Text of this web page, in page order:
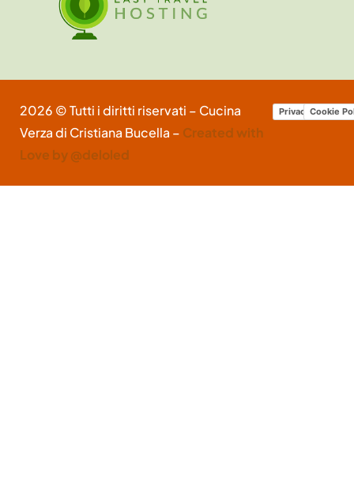
2026 © Tutti i diritti riservati – Cucina
Verza di Cristiana Bucella – Created with
Love by @deloled
Privacy Policy
Cookie